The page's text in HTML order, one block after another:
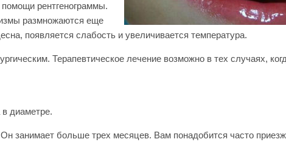
рентгенограммы.
размножаются еще
появляется слабость и увеличивается температура.
Терапевтическое лечение возможно в тех случаях,
диаметре.
занимает больше трех месяцев. Вам понадобится часто